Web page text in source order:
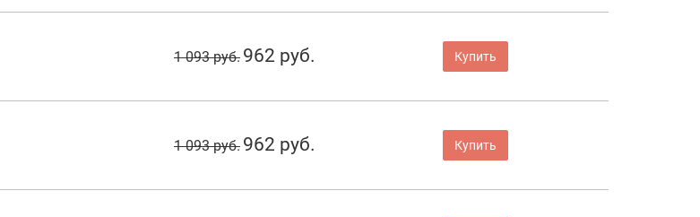
1 093 руб. 962 руб. Купить
1 093 руб. 962 руб. Купить